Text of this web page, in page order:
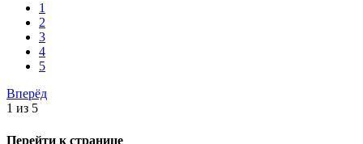
1
2
3
4
5
Вперёд
1 из 5
Перейти к странице